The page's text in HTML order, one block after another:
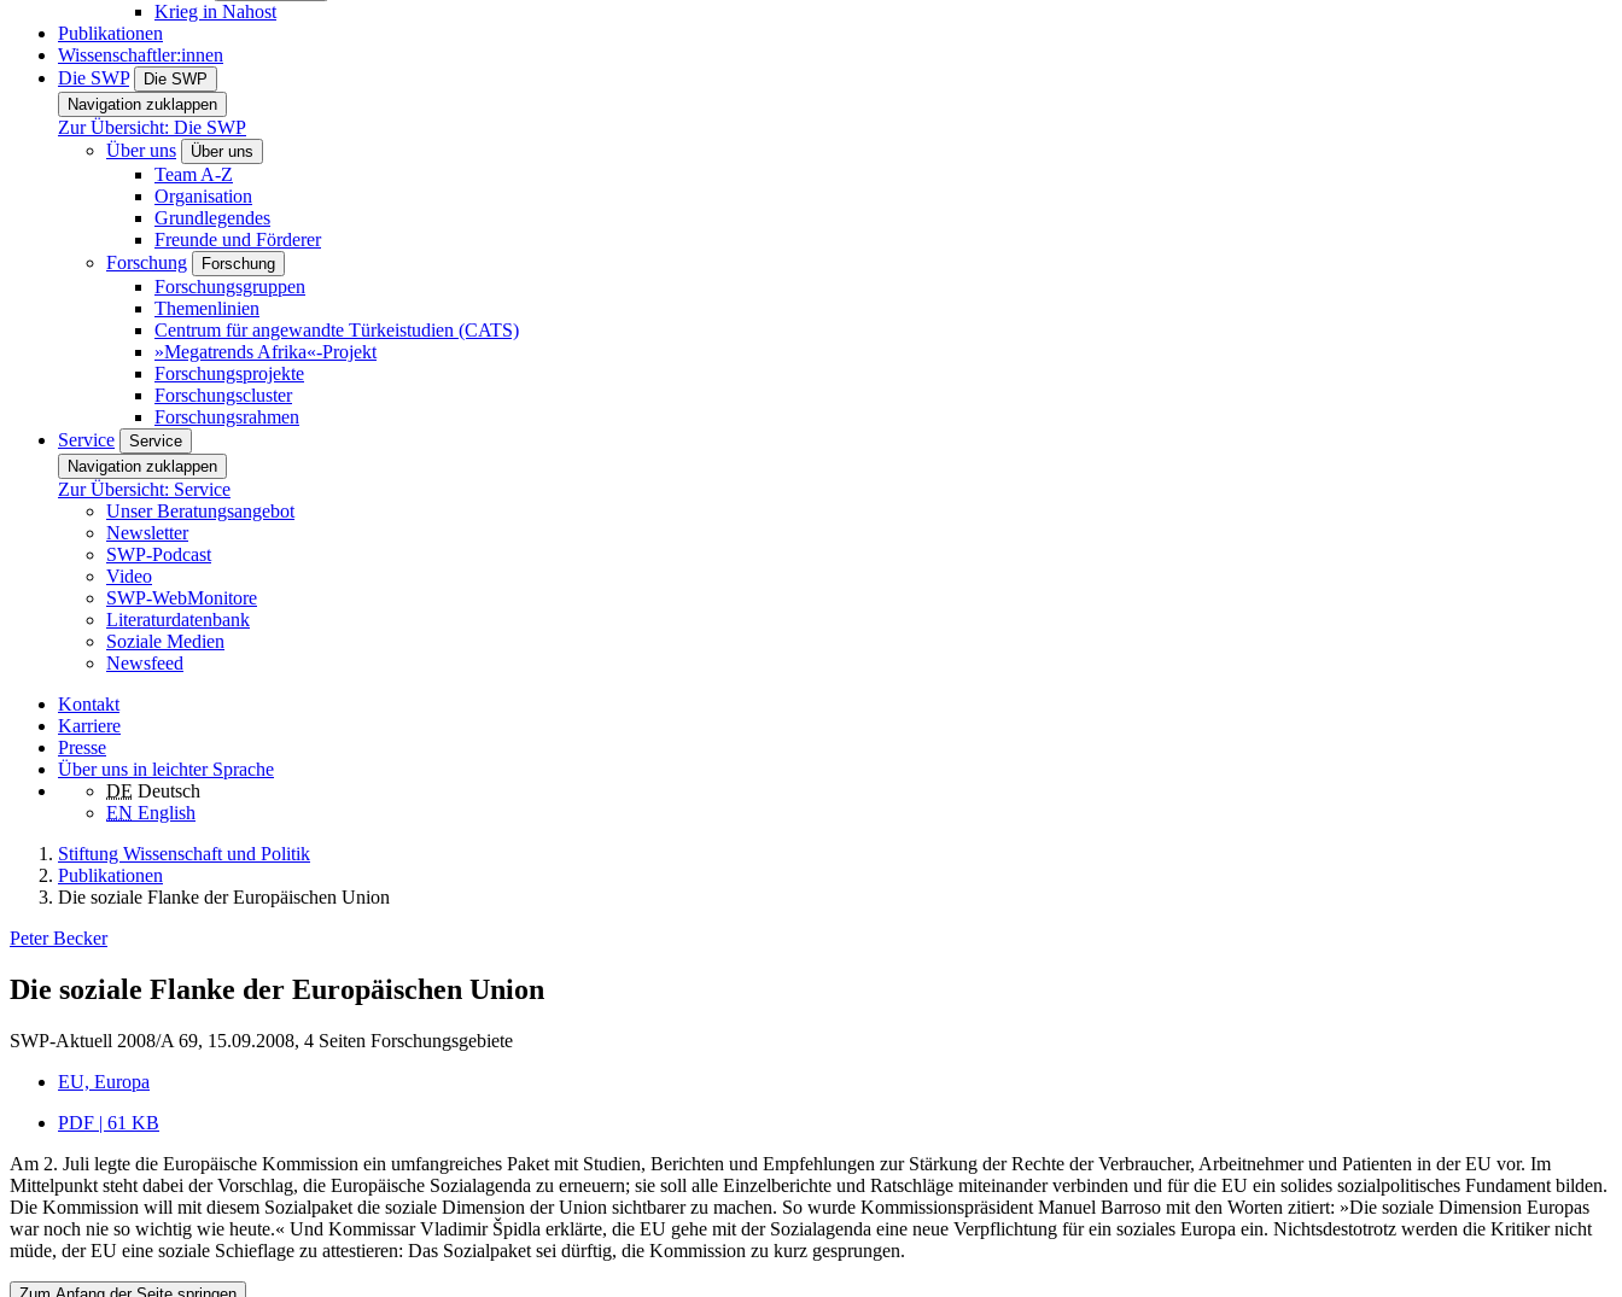
Krieg in Nahost
Publikationen
Wissenschaftler:innen
Die SWP
Die SWP
Navigation zuklappen
Zur Übersicht: Die SWP
Über uns
Über uns
Team A-Z
Organisation
Grundlegendes
Freunde und Förderer
Forschung
Forschung
Forschungsgruppen
Themenlinien
Centrum für angewandte Türkeistudien (CATS)
»Megatrends Afrika«-Projekt
Forschungsprojekte
Forschungscluster
Forschungsrahmen
Service
Service
Navigation zuklappen
Zur Übersicht: Service
Unser Beratungsangebot
Newsletter
SWP-Podcast
Video
SWP-WebMonitore
Literaturdatenbank
Soziale Medien
Newsfeed
Kontakt
Karriere
Presse
Über uns in leichter Sprache
DE Deutsch
EN English
Stiftung Wissenschaft und Politik
Publikationen
Die soziale Flanke der Europäischen Union
Peter Becker
Die soziale Flanke der Europäischen Union
SWP-Aktuell 2008/A 69, 15.09.2008, 4 Seiten Forschungsgebiete
EU, Europa
PDF | 61 KB
Am 2. Juli legte die Europäische Kommission ein umfangreiches Paket mit Studien, Berichten und Empfehlungen zur Stärkung der Rechte der Verbraucher, Arbeitnehmer und Patienten in der EU vor. Im
Mittelpunkt steht dabei der Vorschlag, die Europäische Sozialagenda zu erneuern; sie soll alle Einzelberichte und Ratschläge miteinander verbinden und für die EU ein solides sozialpolitisches Fundament bilden.
Die Kommission will mit diesem Sozialpaket die soziale Dimension der Union sichtbarer zu machen. So wurde Kommissionspräsident Manuel Barroso mit den Worten zitiert: »Die soziale Dimension Europas
war noch nie so wichtig wie heute.« Und Kommissar Vladimir Špidla erklärte, die EU gehe mit der Sozialagenda eine neue Verpflichtung für ein soziales Europa ein. Nichtsdestotrotz werden die Kritiker nicht
müde, der EU eine soziale Schieflage zu attestieren: Das Sozialpaket sei dürftig, die Kommission zu kurz gesprungen.